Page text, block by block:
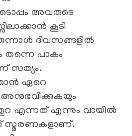
അവരുടെ
കൂടി
ദിവസങ്ങളില്‍
തന്നെ പാകം
സത്യം.
ഏറെ
എന്നത് എന്നും വായില്‍
സ്മരണകളാണ്.